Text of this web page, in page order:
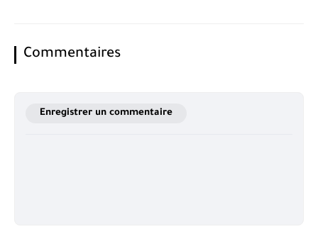
Commentaires
Enregistrer un commentaire